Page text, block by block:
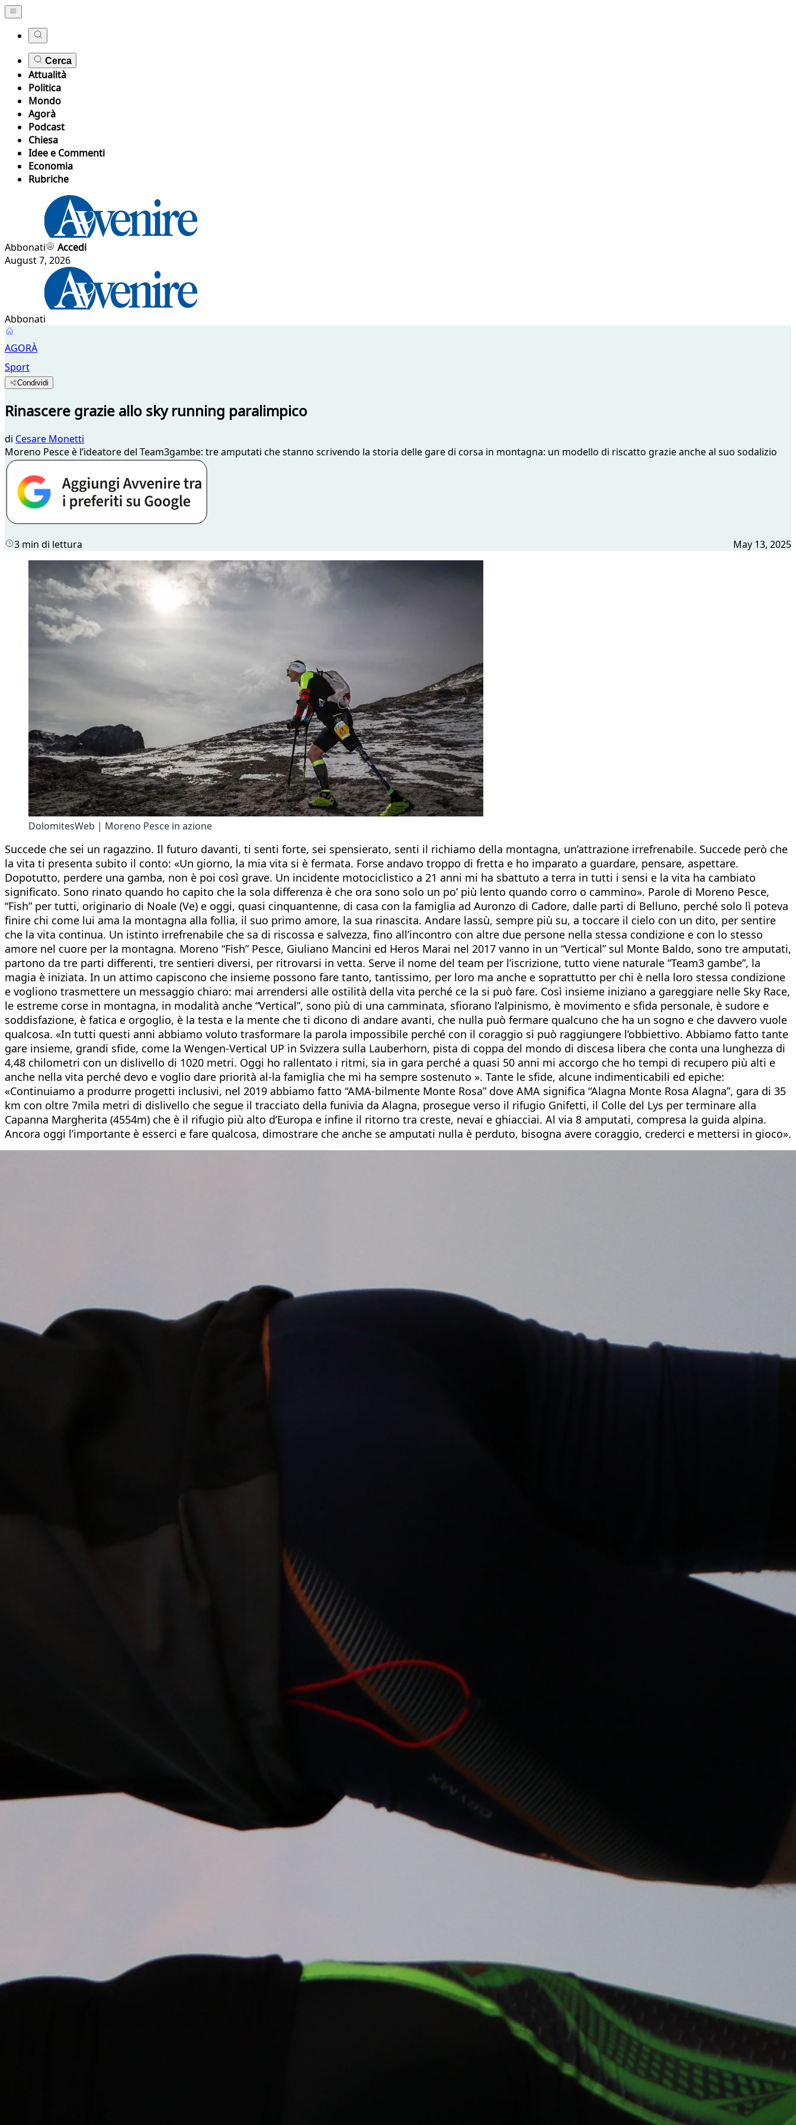
Cerca
Attualità
Politica
Mondo
Agorà
Podcast
Chiesa
Idee e Commenti
Economia
Rubriche
Abbonati
Accedi
August 7, 2026
Abbonati
AGORÀ
Sport
Condividi
Rinascere grazie allo sky running paralimpico
di Cesare Monetti
Moreno Pesce è l’ideatore del Team3gambe: tre amputati che stanno scrivendo la storia delle gare di corsa in montagna: un modello di riscatto grazie anche al suo sodalizio
3 min di lettura May 13, 2025
DolomitesWeb | Moreno Pesce in azione
Succede che sei un ragazzino. Il futuro davanti, ti senti forte, sei spensierato, senti il richiamo della montagna, un’attrazione irrefrenabile. Succede però che
la vita ti presenta subito il conto: «Un giorno, la mia vita si è fermata. Forse andavo troppo di fretta e ho imparato a guardare, pensare, aspettare.
Dopotutto, perdere una gamba, non è poi così grave. Un incidente motociclistico a 21 anni mi ha sbattuto a terra in tutti i sensi e la vita ha cambiato
significato. Sono rinato quando ho capito che la sola differenza è che ora sono solo un po’ più lento quando corro o cammino». Parole di Moreno Pesce,
“Fish” per tutti, originario di Noale (Ve) e oggi, quasi cinquantenne, di casa con la famiglia ad Auronzo di Cadore, dalle parti di Belluno, perché solo lì poteva
finire chi come lui ama la montagna alla follia, il suo primo amore, la sua rinascita. Andare lassù, sempre più su, a toccare il cielo con un dito, per sentire
che la vita continua. Un istinto irrefrenabile che sa di riscossa e salvezza, fino all’incontro con altre due persone nella stessa condizione e con lo stesso
amore nel cuore per la montagna. Moreno “Fish” Pesce, Giuliano Mancini ed Heros Marai nel 2017 vanno in un “Vertical” sul Monte Baldo, sono tre amputati,
partono da tre parti differenti, tre sentieri diversi, per ritrovarsi in vetta. Serve il nome del team per l’iscrizione, tutto viene naturale “Team3 gambe”, la
magia è iniziata. In un attimo capiscono che insieme possono fare tanto, tantissimo, per loro ma anche e soprattutto per chi è nella loro stessa condizione
e vogliono trasmettere un messaggio chiaro: mai arrendersi alle ostilità della vita perché ce la si può fare. Così insieme iniziano a gareggiare nelle Sky Race,
le estreme corse in montagna, in modalità anche “Vertical”, sono più di una camminata, sfiorano l’alpinismo, è movimento e sfida personale, è sudore e
soddisfazione, è fatica e orgoglio, è la testa e la mente che ti dicono di andare avanti, che nulla può fermare qualcuno che ha un sogno e che davvero vuole
qualcosa. «In tutti questi anni abbiamo voluto trasformare la parola impossibile perché con il coraggio si può raggiungere l’obbiettivo. Abbiamo fatto tante
gare insieme, grandi sfide, come la Wengen-Vertical UP in Svizzera sulla Lauberhorn, pista di coppa del mondo di discesa libera che conta una lunghezza di
4,48 chilometri con un dislivello di 1020 metri. Oggi ho rallentato i ritmi, sia in gara perché a quasi 50 anni mi accorgo che ho tempi di recupero più alti e
anche nella vita perché devo e voglio dare priorità al-la famiglia che mi ha sempre sostenuto ». Tante le sfide, alcune indimenticabili ed epiche:
«Continuiamo a produrre progetti inclusivi, nel 2019 abbiamo fatto “AMA-bilmente Monte Rosa” dove AMA significa “Alagna Monte Rosa Alagna”, gara di 35
km con oltre 7mila metri di dislivello che segue il tracciato della funivia da Alagna, prosegue verso il rifugio Gnifetti, il Colle del Lys per terminare alla
Capanna Margherita (4554m) che è il rifugio più alto d’Europa e infine il ritorno tra creste, nevai e ghiacciai. Al via 8 amputati, compresa la guida alpina.
Ancora oggi l’importante è esserci e fare qualcosa, dimostrare che anche se amputati nulla è perduto, bisogna avere coraggio, crederci e mettersi in gioco».